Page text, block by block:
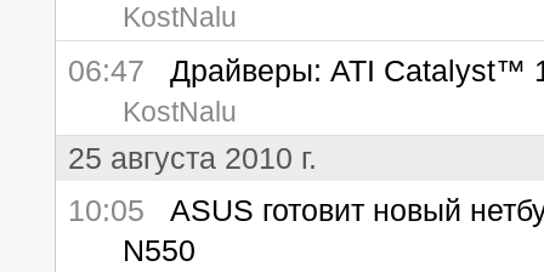
KostNalu
06:47 Драйверы: ATI Catalyst™
KostNalu
25 августа 2010 г.
10:05 ASUS готовит новый
N550